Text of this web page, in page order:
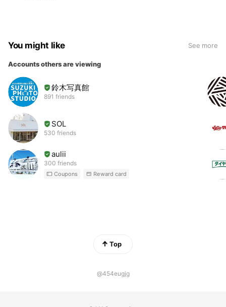
You might like See more
Accounts others are viewing
鈴木写真館
891 friends
SOL
530 friends
aulii
300 friends
Coupons Reward card
Top
@454eugjg